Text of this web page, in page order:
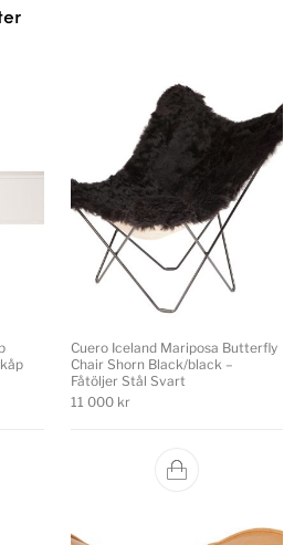
Cuero Iceland Mariposa Butterfly
Chair Shorn Black/black –
Fåtöljer Stål Svart
11 000 kr